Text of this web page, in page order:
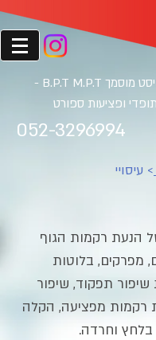
052-3296994
מוסמ
ך B.P.T M.P.T -
ופציעות ספורט
> עיסויי
הנעת רקמות הגוף
מפרקים, בלוטות
תפקוד, שיפור
רקמות מפציעה, הקלה
וחרדה.